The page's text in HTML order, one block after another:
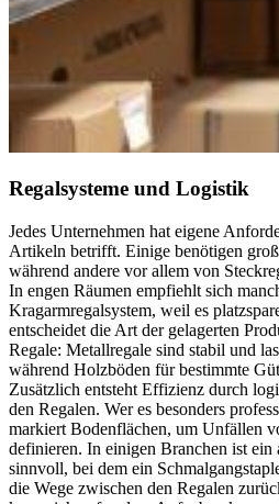
Regalsysteme und Logistik
Jedes Unternehmen hat eigene
Artikeln betrifft. Einige benötigen
während andere vor allem von
In engen Räumen empfiehlt sich
Kragarmregalsystem, weil es
entscheidet die Art der gelagerten
Regale: Metallregale sind stabil und
während Holzböden für bestimmte
Zusätzlich entsteht Effizienz durch
den Regalen. Wer es besonders
markiert Bodenflächen, um Unfällen
definieren. In einigen Branchen ist ein
sinnvoll, bei dem ein
die Wege zwischen den Regalen